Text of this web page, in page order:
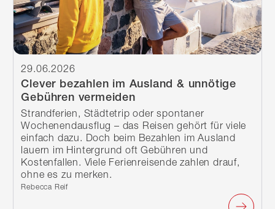
Clever bezahlen im Ausland & unnötige
Gebühren vermeiden
29.06.2026
Strandferien, Städtetrip oder spontaner
Wochenendausflug – das Reisen gehört für viele
einfach dazu. Doch beim Bezahlen im Ausland
lauern im Hintergrund oft Gebühren und
Kostenfallen. Viele Ferienreisende zahlen drauf,
ohne es zu merken.
Verfasst von:
Rebecca Reif